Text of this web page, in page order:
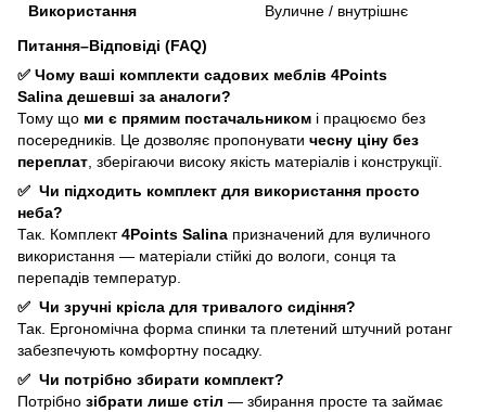
Використання
Вуличне / внутрішнє
Питання–Відповіді (FAQ)
✅ Чому ваші комплекти садових меблів 4Points
Salina дешевші за аналоги?
Тому що ми є прямим постачальником і працюємо без
посередників. Це дозволяє пропонувати чесну ціну без
переплат, зберігаючи високу якість матеріалів і конструкції.
✅ Чи підходить комплект для використання просто
неба?
Так. Комплект4Points Salina призначений для вуличного
використання — матеріали стійкі до вологи, сонця та
перепадів температур.
✅ Чи зручні крісла для тривалого сидіння?
Так. Ергономічна форма спинки та плетений штучний ротанг
забезпечують комфортну посадку.
✅ Чи потрібно збирати комплект?
Потрібно зібрати лише стіл — збирання просте та займає